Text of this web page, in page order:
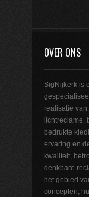
OVER ONS
SigNijkerk is
realisatie
lichtreclame,
bedrukte
ervaring en
kwaliteit,
denkbare
het gebied
concepten,